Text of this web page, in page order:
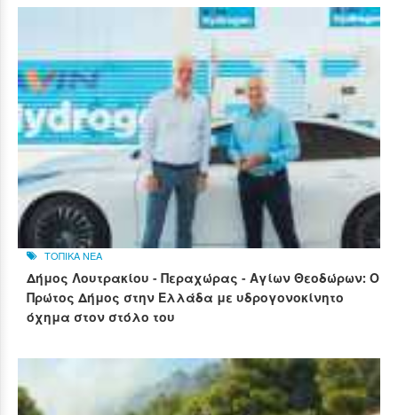
ΤΟΠΙΚΑ ΝΕΑ
Δήμος Λουτρακίου - Περαχώρας - Αγίων Θεοδώρων: Ο
Πρώτος Δήμος στην Ελλάδα με υδρογονοκίνητο
όχημα στον στόλο του